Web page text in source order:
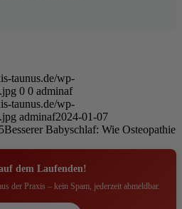
taunus.de/wp-
0 0 adminaf
taunus.de/wp-
adminaf2024-01-07
Besserer Babyschlaf: Wie Osteopathie
dem Laufenden!
der Praxis – kein Spam, jederzeit abmeldbar.